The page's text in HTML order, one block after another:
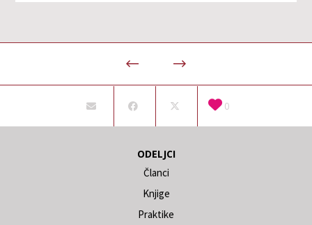
0
ODELJCI
Članci
Knjige
Praktike